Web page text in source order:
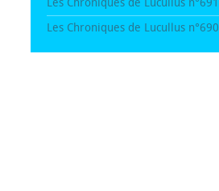
Les Chroniques de Lucullus n°691
Les Chroniques de Lucullus n°690